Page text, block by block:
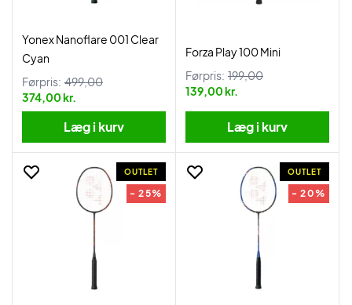
Yonex Nanoflare 001 Clear
Cyan
Førpris: 499,00
374,00 kr.
Læg i kurv
Forza Play 100 Mini
Førpris: 199,00
139,00 kr.
Læg i kurv
OUTLET
- 25%
OUTLET
- 20%